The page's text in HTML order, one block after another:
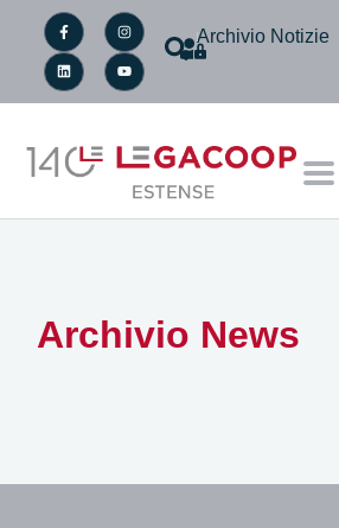
Archivio Notizie
Archivio News